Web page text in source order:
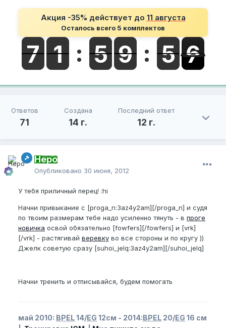
Акция -35% действует до 11 августа
Осталось всего 5 комплектов
Ответов
71
Создана
14 г.
Последний ответ
12 г.
Неро
Опубликовано 30 июня, 2012
У тебя приличный перец! :hi
Начни привыкание с [proga_n:3az4y2am][/proga_n] и судя
по твоим размерам тебе надо усиленно тянуть - в проге
новичка освой обязательно [fowfers][/fowfers] и [vrk]
[/vrk] - растягивай веревку во все стороны и по кругу ))
Джелк советую сразу [suhoi_jelq:3az4y2am][/suhoi_jelq]
Начни тренить и отписывайся, будем помогать
май 2010: BPEL14/EG 12см - 2014:BPEL 20/EG 16 см